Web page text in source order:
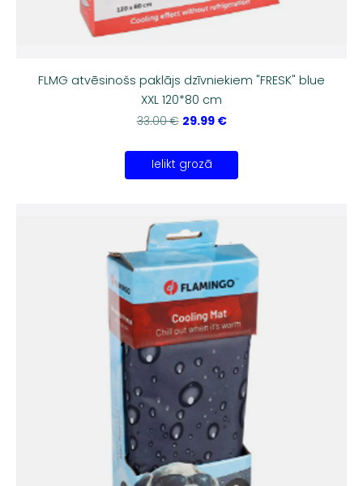
FLMG atvēsinošs paklājs dzīvniekiem "FRESK" blue
XXL 120*80 cm
33.00 € 29.99 €
Ielikt grozā